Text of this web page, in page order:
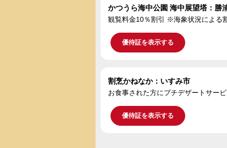
かつうら海中公園 海中展望塔：勝
観覧料金10％割引 ※海象状況による
優待証を表示する
割烹かねなか：いすみ市
お食事された方にプチデザートサービ
優待証を表示する